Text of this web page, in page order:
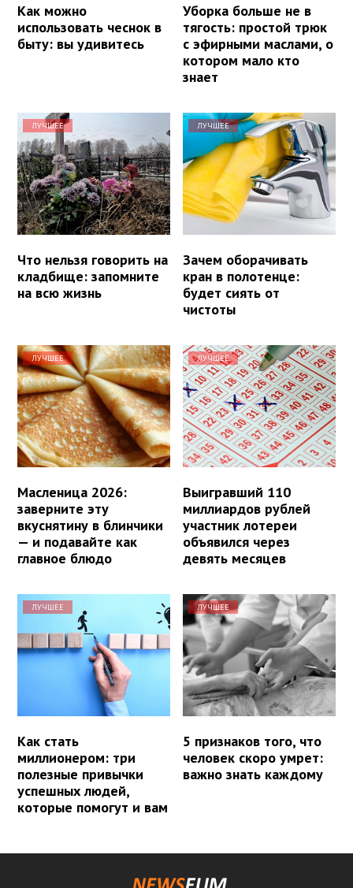
Как можно
использовать чеснок в
быту: вы удивитесь
Уборка больше не в
тягость: простой трюк
с эфирными маслами, о
котором мало кто
знает
ЛУЧШЕЕ
Что нельзя говорить на
кладбище: запомните
на всю жизнь
ЛУЧШЕЕ
Зачем оборачивать
кран в полотенце:
будет сиять от
чистоты
ЛУЧШЕЕ
Масленица 2026:
заверните эту
вкуснятину в блинчики
— и подавайте как
главное блюдо
ЛУЧШЕЕ
Выигравший 110
миллиардов рублей
участник лотереи
объявился через
девять месяцев
ЛУЧШЕЕ
Как стать
миллионером: три
полезные привычки
успешных людей,
которые помогут и вам
ЛУЧШЕЕ
5 признаков того, что
человек скоро умрет:
важно знать каждому